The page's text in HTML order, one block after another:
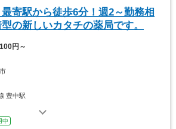
最寄駅から徒歩6分！週2～勤務相
の新しいカタチの薬局です。
円～
豊中駅
中